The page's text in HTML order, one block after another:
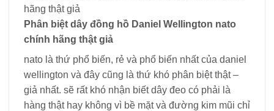
hãng thật giả
Phân biệt dây đồng hồ Daniel Wellington nato
chính hãng thật giả
nato là thứ phổ biến, rẻ và phổ biến nhất của daniel
wellington và đây cũng là thứ khó phân biệt thật –
giả nhất. sẽ rất khó nhận biết dây đeo có phải là
hàng thật hay không vì bề mặt và đường kim mũi chỉ